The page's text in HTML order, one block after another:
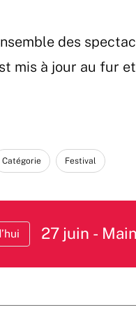
des
mis à jour au fur
Catégorie Festival
27 juin -
une